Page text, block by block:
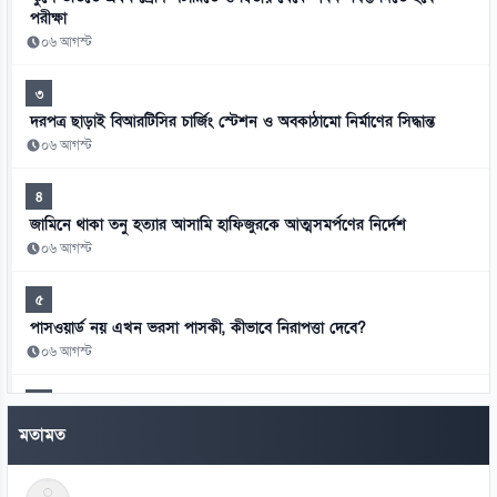
পরীক্ষা
০৬ আগস্ট
৩
দরপত্র ছাড়াই বিআরটিসির চার্জিং স্টেশন ও অবকাঠামো নির্মাণের সিদ্ধান্ত
০৬ আগস্ট
৪
জামিনে থাকা তনু হত্যার আসামি হাফিজুরকে আত্মসমর্পণের নির্দেশ
০৬ আগস্ট
৫
পাসওয়ার্ড নয় এখন ভরসা পাসকী, কীভাবে নিরাপত্তা দেবে?
০৬ আগস্ট
৬
ভিনিসিয়ুসকে ‘হুমকি’ দিয়ে সুর নরম রিয়ালের, আর্সেনালের নতুন প্রস্তাব
মতামত